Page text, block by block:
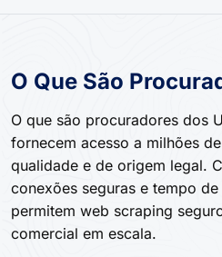
O Que São
O que são procuradores dos
fornecem acesso a milhões
qualidade e de origem legal.
conexões seguras e tempo
permitem web scraping
comercial em escala.